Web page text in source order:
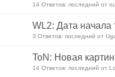
14 Ответов: последний от
WL2: Дата начала
3 Ответов: последний от
ToN: Новая
14 Ответов: последний от